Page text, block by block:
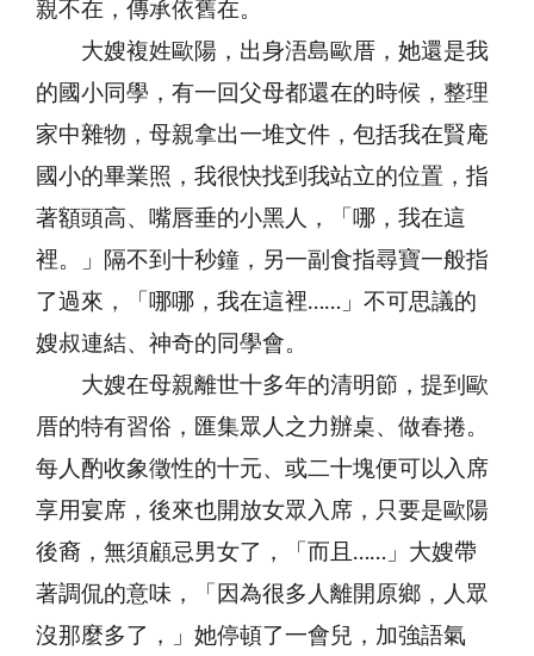
親不在，傳承依舊在。
大嫂複姓歐陽，出身浯島歐厝，她還是我
的國小同學，有一回父母都還在的時候，整理
家中雜物，母親拿出一堆文件，包括我在賢庵
國小的畢業照，我很快找到我站立的位置，指
著額頭高、嘴唇垂的小黑人，「哪，我在這
裡。」隔不到十秒鐘，另一副食指尋寶一般指
了過來，「哪哪，我在這裡……」不可思議的
嫂叔連結、神奇的同學會。
大嫂在母親離世十多年的清明節，提到歐
厝的特有習俗，匯集眾人之力辦桌、做春捲。
每人酌收象徵性的十元、或二十塊便可以入席
享用宴席，後來也開放女眾入席，只要是歐陽
後裔，無須顧忌男女了，「而且……」大嫂帶
著調侃的意味，「因為很多人離開原鄉，人眾
沒那麼多了，」她停頓了一會兒，加強語氣